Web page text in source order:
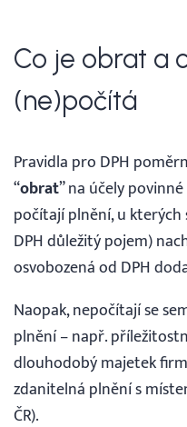
Co je obrat a
(ne)počítá
Pravidla pro DPH
“obrat” na účely
počítají plnění, u kterých
DPH důležitý pojem)
osvobozená od DPH
Naopak, nepočítají se
plnění – např.
dlouhodobý majetek
zdanitelná plnění s
ČR).